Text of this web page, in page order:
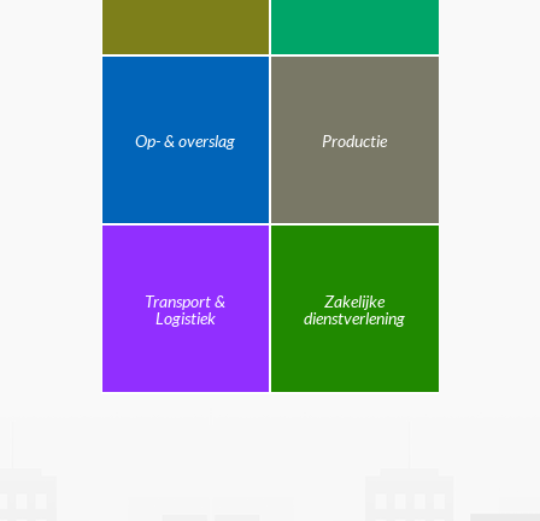
Op- & overslag Productie
Transport &
Logistiek
Zakelijke
dienstverlening